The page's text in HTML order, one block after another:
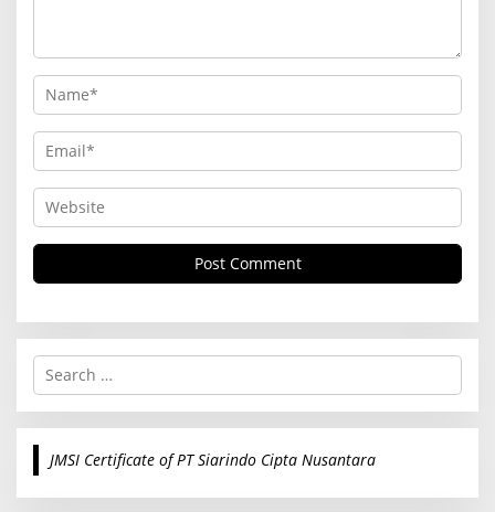
S
r
c
o
JMSI Certificate of PT Siarindo Cipta Nusantara